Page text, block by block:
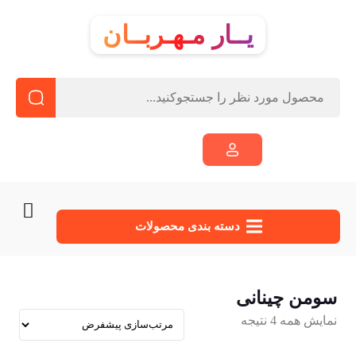
یــار مـهـربــان
دسته‌ بندی محصولات
سومن چینانی
نمایش همه 4 نتیجه